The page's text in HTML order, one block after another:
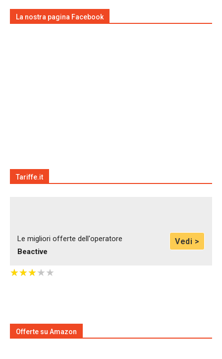
La nostra pagina Facebook
Tariffe.it
Le migliori offerte dell'operatore
Beactive
Vedi >
★★★★★
★★★★★
Offerte su Amazon